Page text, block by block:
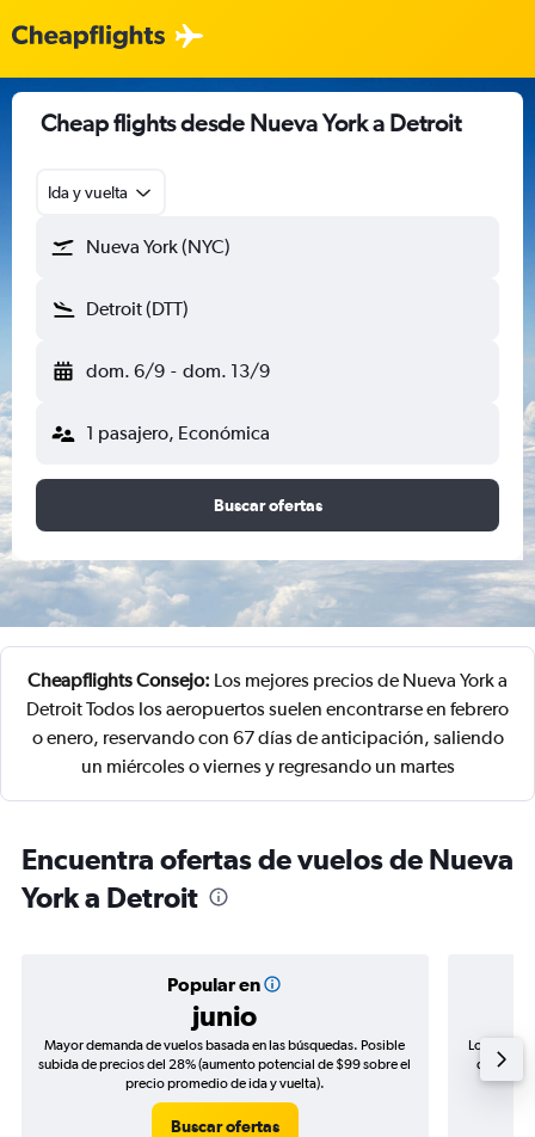
Cheap flights desde Nueva York a Detroit
Ida y vuelta
Nueva York (NYC)
Detroit (DTT)
dom. 6/9 - dom. 13/9
1 pasajero, Económica
Buscar ofertas
Cheapflights Consejo: Los mejores precios de Nueva York a
Detroit Todos los aeropuertos suelen encontrarse en febrero
o enero, reservando con 67 días de anticipación, saliendo
un miércoles o viernes y regresando un martes
Encuentra ofertas de vuelos de Nueva
York a Detroit
Popular en
junio
Mayor demanda de vuelos basada en las búsquedas. Posible
subida de precios del 28% (aumento potencial de $99 sobre el
precio promedio de ida y vuelta).
Buscar ofertas
Los
de